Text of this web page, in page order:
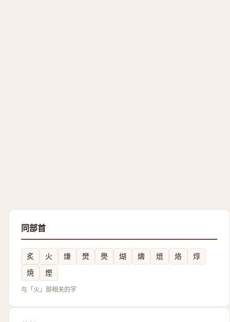
同部首
炙 火 熑 燓 爂 煳 燽 熴 烙
焞
焼
熞
与「火」部相关的字